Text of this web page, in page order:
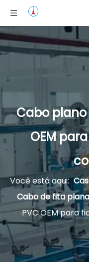
Cabo plano
OEM
Você está aqui:
Cabo de fita plana
PVC OEM para